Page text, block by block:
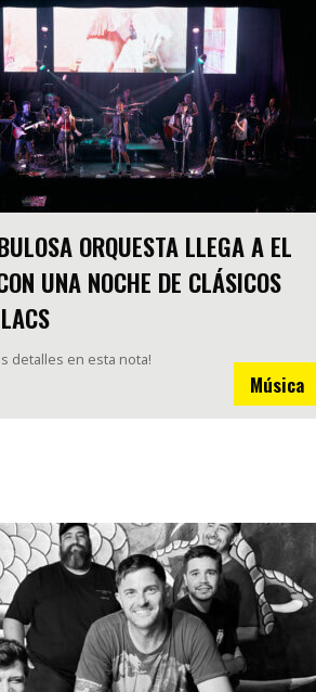
ORQUESTA LLEGA A EL
UNA NOCHE DE CLÁSICOS
detalles en esta nota!
Música